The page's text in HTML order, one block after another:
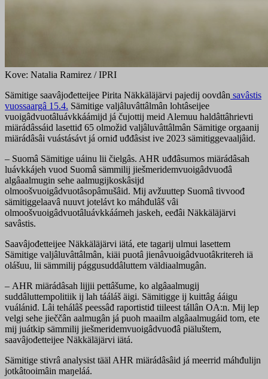
Kove: Natalia Ramirez / IPRI
Sämitige saavâjođetteijee Pirita Näkkäläjärvi pajedij oovdân savâstis
vuossaargâ 15.4. Sämitige valjâluvâttâlmân lohtâseijee
vuoigâdvuotâluávkkáámijd já čujottij meid Alemuu haldâttâhrievti
miärádâssáid lasettiđ 65 olmožid valjâluvâttâlmân Sämitige orgaanij
miärádâsâi vuástásávt já orniđ uđđâsist ive 2023 sämitiggevaaljâid.
– Suomâ Sämitige uáinu lii čielgâs. AHR uđđâsumos miärádâsah
luávkkájeh vuod Suomâ sämmilij jiešmeridemvuoigâdvuođâ
algâaalmugin sehe aalmugijkoskâsijd
olmoošvuoigâdvuotâsopâmušâid. Mij avžuuttep Suomâ tivvoođ
sämitiggelaavâ nuuvt jotelávt ko máhđulâš vâi
olmoošvuoigâdvuotâluávkkáámeh jaskeh, eeđâi Näkkäläjärvi
savâstis.
Saavâjođetteijee Näkkäläjärvi iätá, ete tagarij ulmui lasettem
Sämitige valjâluvâttâlmân, kiäi puotâ jienâvuoigâdvuotâkritereh iä
olášuu, lii sämmilij pággusuddâluttem väldiaalmugân.
– AHR miärádâsah lijjii pettâšume, ko algâaalmugij
suddâluttempolitiik ij lah tááláš äigi. Sämitigge ij kuittâg ááigu
vuálániđ. Lâi tehálâš peessâđ raportistiđ tiileest tállân OA:n. Mij lep
velgi sehe jieččân aalmugân já puoh maailm algâaalmugáid tom, ete
mij juátkip sämmilij jiešmeridemvuoigâdvuođâ piäluštem,
saavâjođetteijee Näkkäläjärvi iätá.
Sämitige stivrâ analysist tääl AHR miärádâsâid já meerrid máhđulijn
jotkâtooimâin maŋeláá.